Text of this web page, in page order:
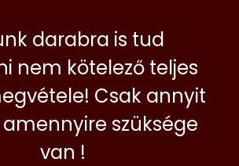
darabra is tud
nem kötelező teljes
Csak annyit
szüksége
van !